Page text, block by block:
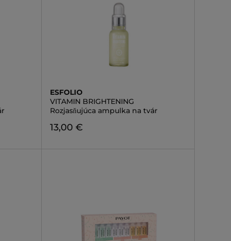
ESFOLIO
VITAMIN BRIGHTENING
Rozjasňujúca ampulka na tvár
13,00 €